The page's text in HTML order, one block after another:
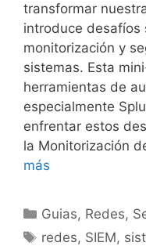
transformar
introduce desafíos
monitorización y
sistemas. Esta
herramientas de
especialmente
enfrentar estos
la Monitorización
más
Categorías
Guias, Redes,
Etiquetas
redes, SIEM,